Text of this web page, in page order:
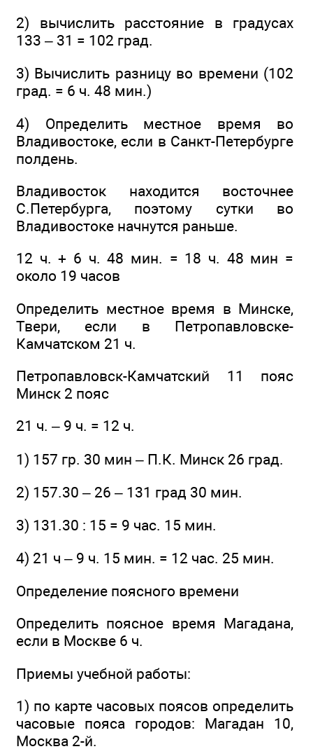
2) вычислить расстояние в градусах
133 – 31 = 102 град.
3) Вычислить разницу во времени (102
град. = 6 ч. 48 мин.)
4) Определить местное время во
Владивостоке, если в Санкт-Петербурге
полдень.
Владивосток находится восточнее
С.Петербурга, поэтому сутки во
Владивостоке начнутся раньше.
12 ч. + 6 ч. 48 мин. = 18 ч. 48 мин =
около 19 часов
Определить местное время в Минске,
Твери, если в Петропавловске-
Камчатском 21 ч.
Петропавловск-Камчатский 11 пояс
Минск 2 пояс
21 ч. – 9 ч. = 12 ч.
1) 157 гр. 30 мин – П.К. Минск 26 град.
2) 157.30 – 26 – 131 град 30 мин.
3) 131.30 : 15 = 9 час. 15 мин.
4) 21 ч – 9 ч. 15 мин. = 12 час. 25 мин.
Определение поясного времени
Определить поясное время Магадана,
если в Москве 6 ч.
Приемы учебной работы:
1) по карте часовых поясов определить
часовые пояса городов: Магадан 10,
Москва 2-й.